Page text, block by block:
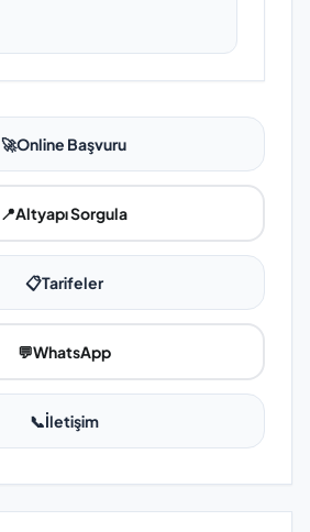
🚀Online Başvuru
📍Altyapı Sorgula
📋Tarifeler
💬WhatsApp
📞İletişim